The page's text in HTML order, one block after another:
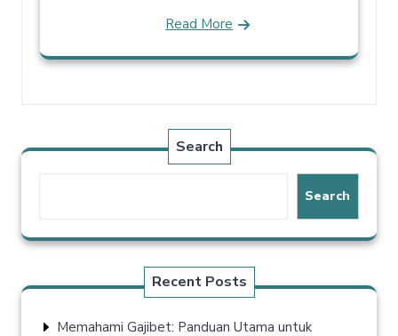
Read More
Search
Search
Recent Posts
Memahami Gajibet: Panduan Utama untuk